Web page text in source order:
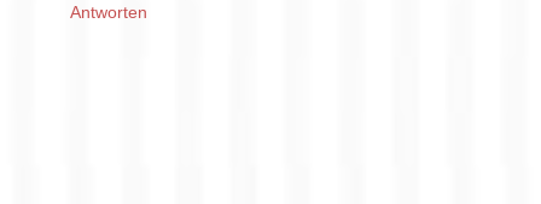
Antworten